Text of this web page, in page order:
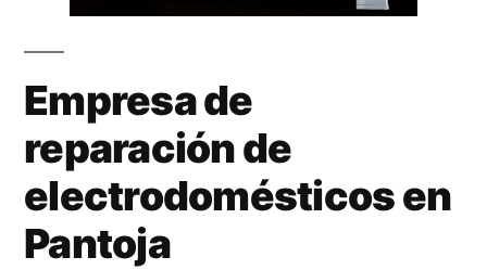
Empresa de
reparación de
electrodomésticos en
Pantoja